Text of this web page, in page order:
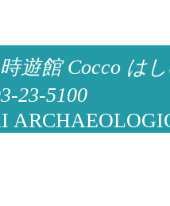
遊館 Cocco は
23-5100